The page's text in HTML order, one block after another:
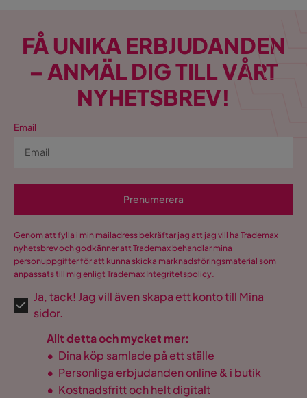
FÅ UNIKA ERBJUDANDEN
– ANMÄL DIG TILL VÅRT
NYHETSBREV!
Email
Prenumerera
Genom att fylla i min mailadress bekräftar jag att jag vill ha Trademax
nyhetsbrev och godkänner att Trademax behandlar mina
personuppgifter för att kunna skicka marknadsföringsmaterial som
anpassats till mig enligt Trademax Integritetspolicy.
Ja, tack! Jag vill även skapa ett konto till Mina
sidor.
Allt detta och mycket mer:
• Dina köp samlade på ett ställe
• Personliga erbjudanden online & i butik
• Kostnadsfritt och helt digitalt